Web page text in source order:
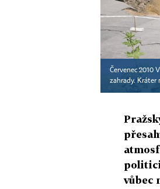
Červenec 2010
zahrady. Kráter
vůbec